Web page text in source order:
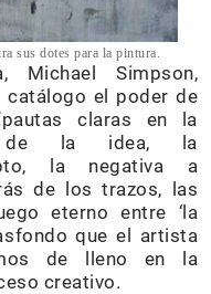
sus dotes para la pintura.
Simpson,
catálogo el poder de
claras en la
de la idea, la
la negativa a
de los trazos, las
eterno entre ‘la
que el artista
de lleno en la
creativo.